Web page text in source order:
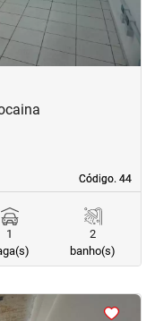
Código. 44
Código. 44
1
2
banho(s)